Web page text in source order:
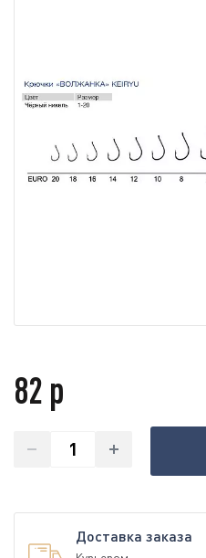
82 р
Доставка заказа